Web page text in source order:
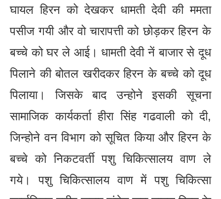
घायल हिरन को देखकर धामती देवी की ममता
पसीज गयी और वो चारापत्ती को छोड़कर हिरन के
बच्चे को घर ले आई। धामती देवी नें बाजार से दूध
पिलाने की बोतल खरीदकर हिरन के बच्चे को दूध
पिलाया। जिसके बाद उन्होने इसकी सूचना
सामाजिक कार्यकर्ता हीरा सिंह गढवाली को दी,
जिन्होने वन विभाग को सूचित किया और हिरन के
बच्चे को निकटवर्ती पशु चिकित्सालय वाण ले
गये। पशु चिकित्सालय वाण में पशु चिकित्सा